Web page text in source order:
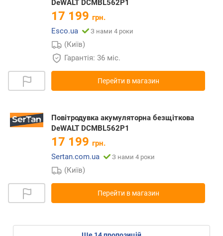
DeWALT DCMBL562P1
17 199 грн.
Esco.ua
З нами 4 роки
(Київ)
Гарантія: 36 міс.
Перейти в магазин
Повітродувка акумуляторна безщіткова
DeWALT DCMBL562P1
17 199 грн.
Sertan.com.ua
З нами 4 роки
(Київ)
Перейти в магазин